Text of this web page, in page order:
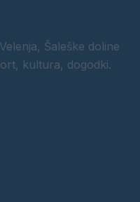
Šaleške doline
kultura, dogodki.